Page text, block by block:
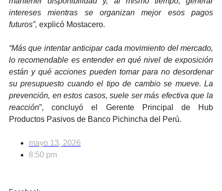
intereses mientras se organizan mejor esos pagos
futuros”, explicó Mostacero.
“Más que intentar anticipar cada movimiento del mercado,
lo recomendable es entender en qué nivel de exposición
están y qué acciones pueden tomar para no desordenar
su presupuesto cuando el tipo de cambio se mueve. La
prevención, en estos casos, suele ser más efectiva que la
reacción”, concluyó el Gerente Principal de Hub
Productos Pasivos de Banco Pichincha del Perú.
mayo 13, 2026
8:50 pm